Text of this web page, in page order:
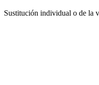
Sustitución individual o de la